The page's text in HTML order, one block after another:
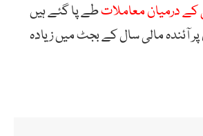
کے درمیان معاملاتطے پا گئے ہیں
آئندہ مالی سال کے بجٹ میں زیادہ